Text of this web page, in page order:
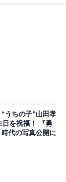
うちの子”山田孝
日を祝福！ 『勇
代の写真公開に